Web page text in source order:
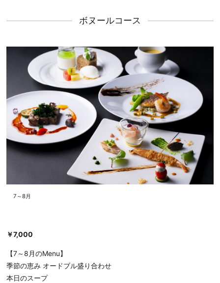
ボヌールコース
7～8月
￥7,000
【7～8月のMenu】
季節の恵み オードブル盛り合わせ
本日のスープ